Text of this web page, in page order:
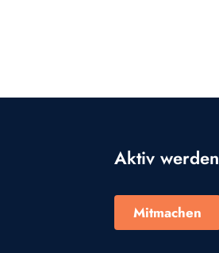
Aktiv werden
Mitmachen